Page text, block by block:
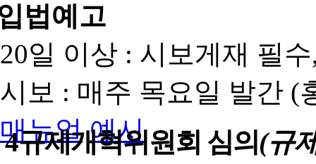
법예고
20일 이상 : 시보게재 필
시보 : 매주 목요일 발간 (
매뉴얼 예시
4규제개혁위원회 심의(규